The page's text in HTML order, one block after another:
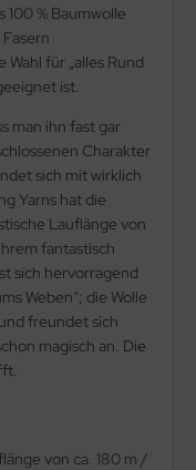
100 % Baumwolle
Wahl für „alles Rund
ist.
man ihn fast gar
Charakter
sich mit wirklich
Yarns hat die
Lauflänge von
fantastisch
sich hervorragend
Weben“; die Wolle
freundet sich
magisch an. Die
von ca. 180 m /